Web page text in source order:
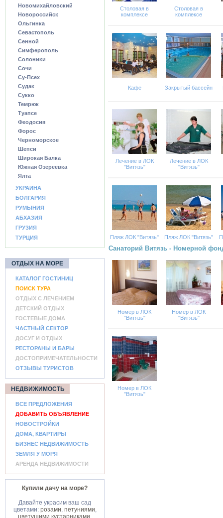
Новомихайловский
Новороссийск
Ольгинка
Севастополь
Сенной
Симферополь
Солоники
Сочи
Су-Псех
Судак
Сукко
Темрюк
Туапсе
Феодосия
Форос
Черноморское
Шепси
Широкая Балка
Южная Озереевка
Ялта
УКРАИНА
БОЛГАРИЯ
РУМЫНИЯ
АБХАЗИЯ
ГРУЗИЯ
ТУРЦИЯ
ОТДЫХ НА МОРЕ
КАТАЛОГ ГОСТИНИЦ
ПОИСК ТУРА
ОТДЫХ С ЛЕЧЕНИЕМ
ДЕТСКИЙ ОТДЫХ
ГОСТЕВЫЕ ДОМА
ЧАСТНЫЙ СЕКТОР
ДОСУГ И ОТДЫХ
РЕСТОРАНЫ И БАРЫ
ДОСТОПРИМЕЧАТЕЛЬНОСТИ
ОТЗЫВЫ ТУРИСТОВ
НЕДВИЖИМОСТЬ
ВСЕ ПРЕДЛОЖЕНИЯ
ДОБАВИТЬ ОБЪЯВЛЕНИЕ
НОВОСТРОЙКИ
ДОМА, КВАРТИРЫ
БИЗНЕС НЕДВИЖИМОСТЬ
ЗЕМЛЯ У МОРЯ
АРЕНДА НЕДВИЖИМОСТИ
Купили дачу на море?
Давайте украсим ваш сад
цветами: розами, петуниями,
цветущими кустарниками
Столовая в
комплексе
Столовая в
комплексе
Кафе Закрытый бассейн
Лечение в ЛОК
"Витязь"
Лечение в ЛОК
"Витязь"
Пляж ЛОК "Витязь" Пляж ЛОК "Витязь"
Санаторий Витязь - Номерной
Номер в ЛОК
"Витязь"
Номер в ЛОК
"Витязь"
Номер в ЛОК
"Витязь"